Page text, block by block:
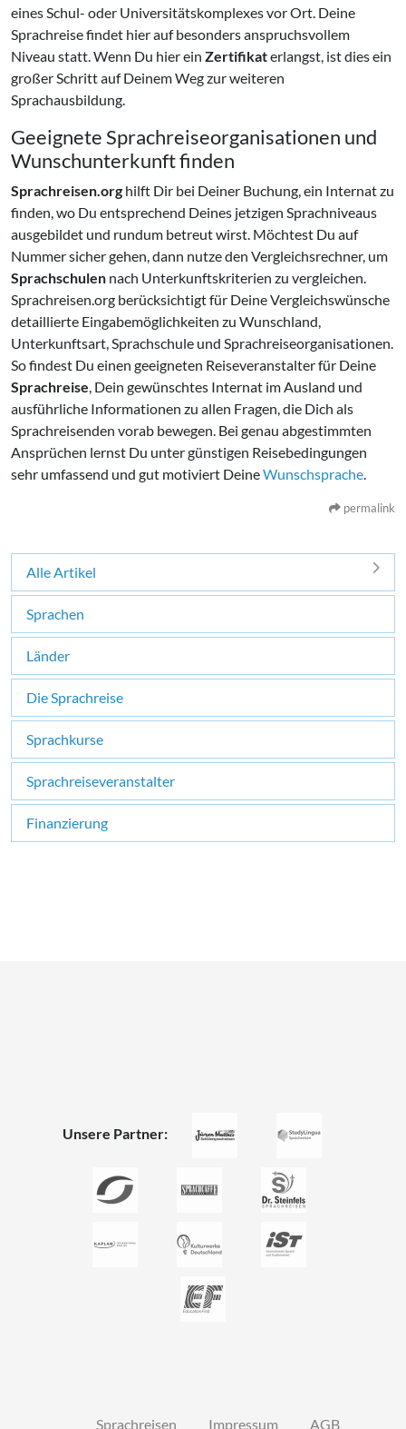
Alle Artikel
Sprachen
Länder
Die Sprachreise
Sprachkurse
Sprachreiseveranstalter
Finanzierung
eines Schul- oder Universitätskomplexes vor Ort. Deine
Sprachreise findet hier auf besonders anspruchsvollem
Niveau statt. Wenn Du hier ein Zertifikaterlangst, ist dies ein
großer Schritt auf Deinem Weg zur weiteren
Sprachausbildung.
Geeignete Sprachreiseorganisationen und
Wunschunterkunft finden
Sprachreisen.org hilft Dir bei Deiner Buchung, ein Internat zu
finden, wo Du entsprechend Deines jetzigen Sprachniveaus
ausgebildet und rundum betreut wirst. Möchtest Du auf
Nummer sicher gehen, dann nutze den Vergleichsrechner, um
Sprachschulen nach Unterkunftskriterien zu vergleichen.
Sprachreisen.org berücksichtigt für Deine Vergleichswünsche
detaillierte Eingabemöglichkeiten zu Wunschland,
Unterkunftsart, Sprachschule und Sprachreiseorganisationen.
So findest Du einen geeigneten Reiseveranstalter für Deine
Sprachreise, Dein gewünschtes Internat im Ausland und
ausführliche Informationen zu allen Fragen, die Dich als
Sprachreisenden vorab bewegen. Bei genau abgestimmten
Ansprüchen lernst Du unter günstigen Reisebedingungen
sehr umfassend und gut motiviert DeineWunschsprache.
permalink
Unsere Partner:
Sprachreisen Impressum AGB